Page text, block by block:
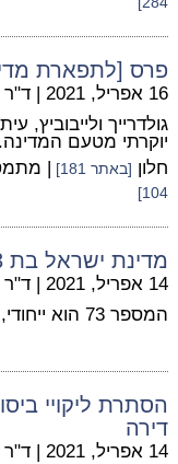
פרס [לתפארת
16 אפריל, 2021 | ד"ר
גולדרייך ולייבוביץ,
יוקרתי מטעם המדינה.
חלון [באתר 181] |
104]
מדינת ישראל בת 73
14 אפריל, 2021 | ד"ר
המספר 73 הוא ייחודי, ובעל תכונות מעניינות.
הסתרת ליקויי
דירה
14 אפריל, 2021 | ד"ר